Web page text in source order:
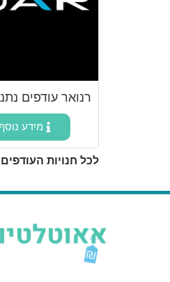
רנואר עודפים
מידע נוסף
לכל חנויות